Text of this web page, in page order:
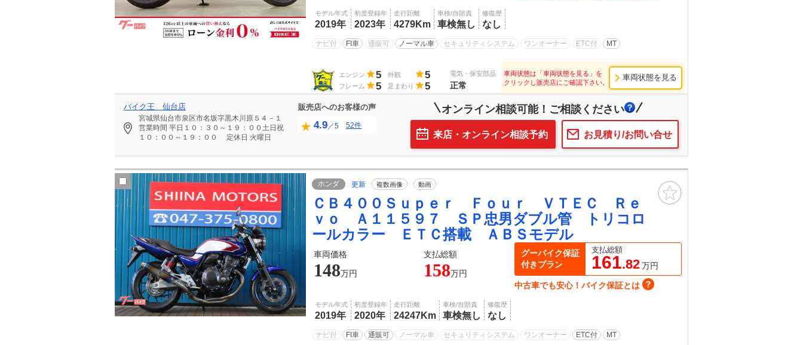
モデル年式
2019年
初度登録年
2023年
走行距離
4279Km
車検/自賠責
車検無し
修復歴
なし
ナビ付 FI車 通販可 ノーマル車 セキュリティシステム ワンオーナー ETC付 MT
エンジン 5 外観 5
フレーム 5 足まわり 5
電気・保安部品
正常
車両状態は「車両状態を見る」を
クリックし販売店にご確認下さい。
車両状態を見る
バイク王 仙台店
宮城県仙台市泉区市名坂字黒木川原５４－１
営業時間 平日１０：３０～１９：００土日祝
１０：００～１９：００
定休日 火曜日
販売店へのお客様の声
4.9／5 52件
オンライン相談可能！ご相談ください
お見積り/お問い合せ
来店・オンライン相談予約
ホンダ 更新 複数画像 動画
ＣＢ４００Ｓｕｐｅｒ Ｆｏｕｒ ＶＴＥＣ Ｒｅ
ｖｏ Ａ１１５９７ ＳＰ忠男ダブル管 トリコロ
ールカラー ＥＴＣ搭載 ＡＢＳモデル
車両価格 支払総額
148万円 158万円
モデル年式
2019年
初度登録年
2020年
走行距離
24247Km
車検/自賠責
車検無し
修復歴
なし
ナビ付 FI車 通販可 ノーマル車 セキュリティシステム ワンオーナー ETC付 MT
グーバイク保証
付きプラン
支払総額
161.82万円
中古車でも安心！バイク保証とは